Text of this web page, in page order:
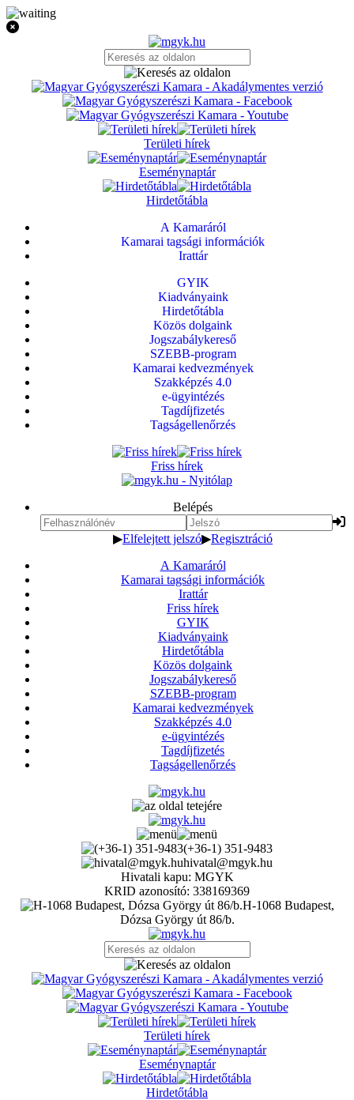
Területi hírek
Eseménynaptár
Hirdetőtábla
A Kamaráról
Kamarai tagsági információk
Irattár
GYIK
Kiadványaink
Hirdetőtábla
Közös dolgaink
Jogszabálykereső
SZEBB-program
Kamarai kedvezmények
Szakképzés 4.0
e-ügyintézés
Tagdíjfizetés
Tagságellenőrzés
Friss hírek
Belépés
▶Elfelejtett jelszó▶Regisztráció
A Kamaráról
Kamarai tagsági információk
Irattár
Friss hírek
GYIK
Kiadványaink
Hirdetőtábla
Közös dolgaink
Jogszabálykereső
SZEBB-program
Kamarai kedvezmények
Szakképzés 4.0
e-ügyintézés
Tagdíjfizetés
Tagságellenőrzés
(+36-1) 351-9483
hivatal@mgyk.hu
Hivatali kapu: MGYK
KRID azonosító: 338169369
H-1068 Budapest,
Dózsa György út 86/b.
Területi hírek
Eseménynaptár
Hirdetőtábla